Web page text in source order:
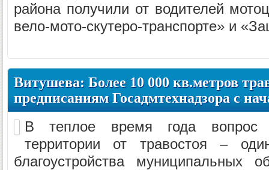
района получили от водителей
вело-мото-скутеро-транспорте» и
Витушева: Более 10 000 кв.метров
предписаниям Госадмтехнадзора с
В теплое время года вопрос
территории от травостоя –
благоустройства муниципальных